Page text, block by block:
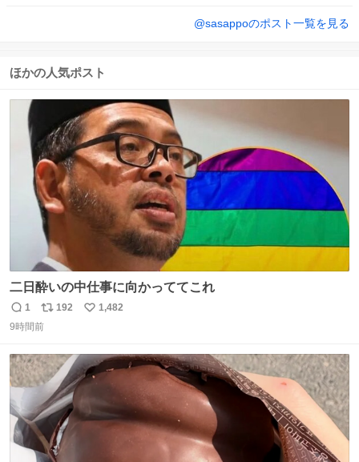
@sasappoのポスト一覧を見る
ほかの人気ポスト
二日酔いの中仕事に向かっててこれ
返
信
1
リ
ポ
ト
数
192
い
数
1,482
9時間前